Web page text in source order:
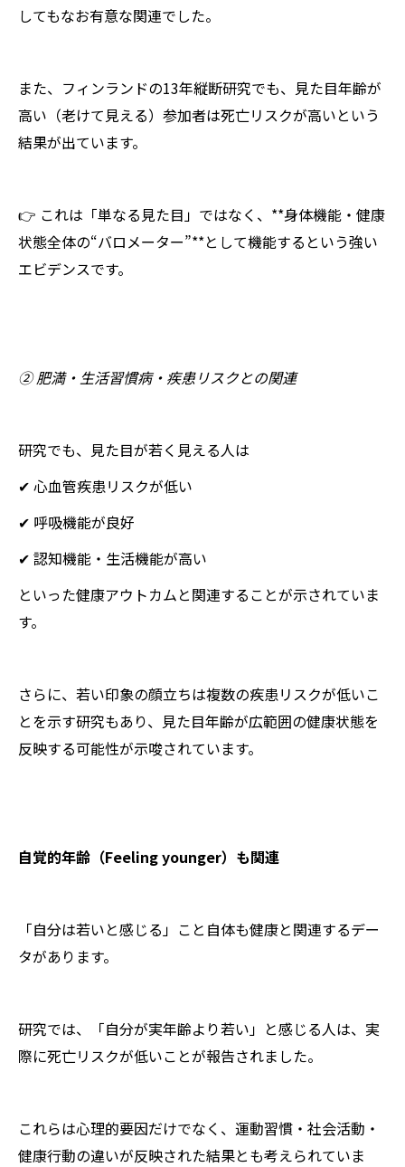
してもなお有意な関連でした。
また、フィンランドの13年縦断研究でも、見た目年齢が
高い（老けて見える）参加者は死亡リスクが高いという
結果が出ています。
👉 これは「単なる見た目」ではなく、**身体機能・健康
状態全体の“バロメーター”**として機能するという強い
エビデンスです。
② 肥満・生活習慣病・疾患リスクとの関連
研究でも、見た目が若く見える人は
✔ 心血管疾患リスクが低い
✔ 呼吸機能が良好
✔ 認知機能・生活機能が高い
といった健康アウトカムと関連することが示されていま
す。
さらに、若い印象の顔立ちは複数の疾患リスクが低いこ
とを示す研究もあり、見た目年齢が広範囲の健康状態を
反映する可能性が示唆されています。
自覚的年齢（Feeling younger）も関連
「自分は若いと感じる」こと自体も健康と関連するデー
タがあります。
研究では、「自分が実年齢より若い」と感じる人は、実
際に死亡リスクが低いことが報告されました。
これらは心理的要因だけでなく、運動習慣・社会活動・
健康行動の違いが反映された結果とも考えられていま